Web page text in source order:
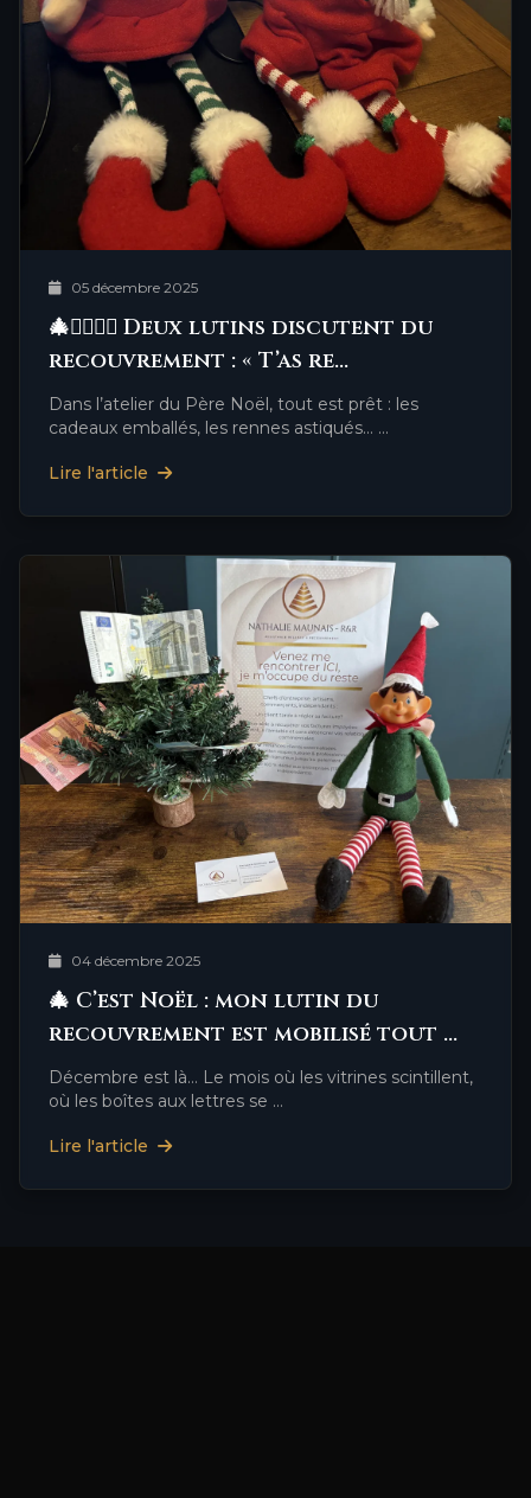
05 décembre 2025
🎄🧝‍♂️🧝‍♀️ Deux lutins discutent du
recouvrement : « T’as re…
Dans l’atelier du Père Noël, tout est prêt : les
cadeaux emballés, les rennes astiqués… …
Lire l'article
04 décembre 2025
🎄 C’est Noël : mon lutin du
recouvrement est mobilisé tout …
Décembre est là… Le mois où les vitrines scintillent,
où les boîtes aux lettres se …
Lire l'article